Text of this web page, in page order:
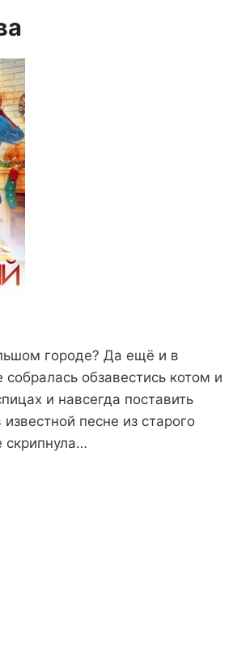
городе? Да ещё и в
обзавестись котом и
и навсегда поставить
песне из старого
скрипнула…